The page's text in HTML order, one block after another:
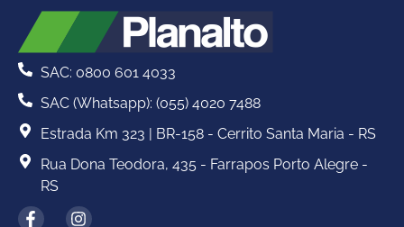
SAC: 0800 601 4033
SAC (Whatsapp): (055) 4020 7488
Estrada Km 323 | BR-158 - Cerrito Santa Maria - RS
Rua Dona Teodora, 435 - Farrapos Porto Alegre -
RS